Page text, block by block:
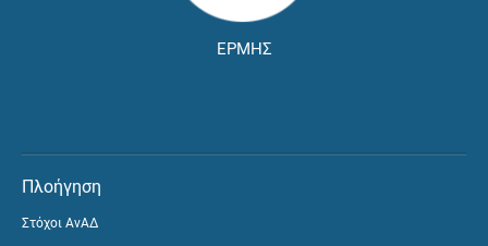
ΕΡΜΗΣ
Πλοήγηση
Στόχοι ΑνΑΔ